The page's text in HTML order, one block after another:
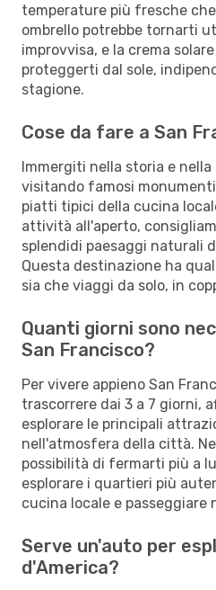
temperature più fresche
ombrello potrebbe tornarti
improvvisa, e la crema
proteggerti dal sole,
stagione.
Cose da fare a San
Immergiti nella storia e
visitando famosi
piatti tipici della cucina
attività all'aperto,
splendidi paesaggi naturali
Questa destinazione ha
sia che viaggi da solo, in
Quanti giorni sono
San Francisco?
Per vivere appieno San
trascorrere dai 3 a 7 giorni,
esplorare le principali
nell'atmosfera della città.
possibilità di fermarti più a
esplorare i quartieri più
cucina locale e passeggiare
Serve un'auto per
d'America?